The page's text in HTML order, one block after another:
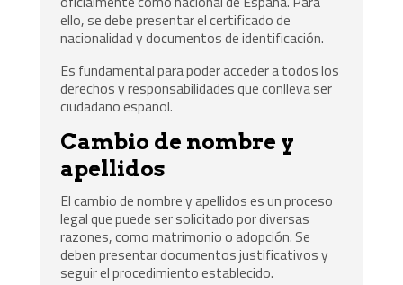
ello, se debe presentar el certificado de
nacionalidad y documentos de identificación.
Es fundamental para poder acceder a todos los
derechos y responsabilidades que conlleva ser
ciudadano español.
Cambio de nombre y
apellidos
El cambio de nombre y apellidos es un proceso
legal que puede ser solicitado por diversas
razones, como matrimonio o adopción. Se
deben presentar documentos justificativos y
seguir el procedimiento establecido.